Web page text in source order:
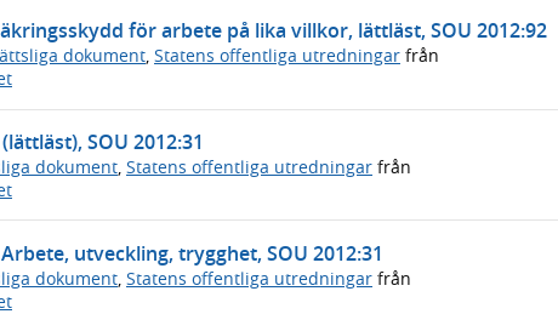
för arbete på lika villkor, lättläst, SOU 2012:92
dokument, Statens offentliga utredningar från
SOU 2012:31
dokument, Statens offentliga utredningar från
utveckling, trygghet, SOU 2012:31
dokument Statens offentliga utredningar från